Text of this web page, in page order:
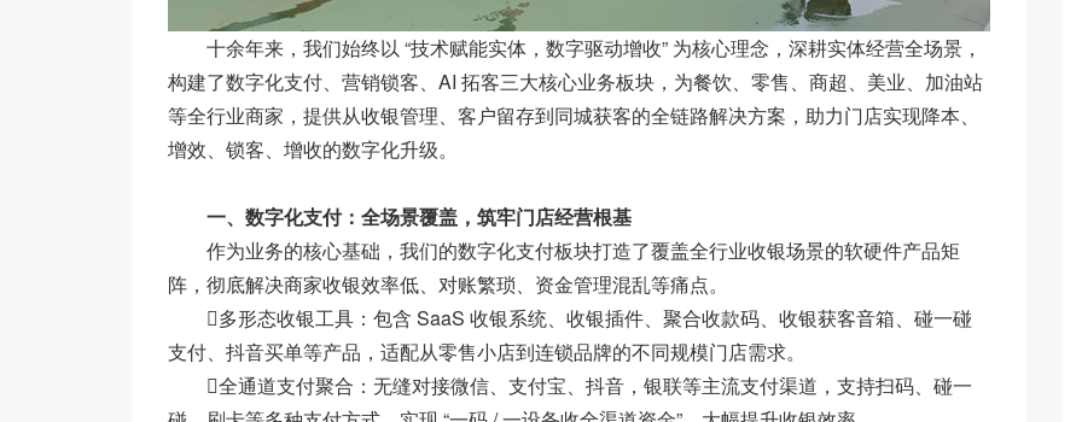
十余年来，我们始终以 “技术赋能实体，数字驱动增收” 为核心理念，深耕实体经营全场景，
构建了数字化支付、营销锁客、AI 拓客三大核心业务板块，为餐饮、零售、商超、美业、加油站
等全行业商家，提供从收银管理、客户留存到同城获客的全链路解决方案，助力门店实现降本、
增效、锁客、增收的数字化升级。
一、数字化支付：全场景覆盖，筑牢门店经营根基
作为业务的核心基础，我们的数字化支付板块打造了覆盖全行业收银场景的软硬件产品矩
阵，彻底解决商家收银效率低、对账繁琐、资金管理混乱等痛点。
多形态收银工具：包含 SaaS 收银系统、收银插件、聚合收款码、收银获客音箱、碰一碰
支付、抖音买单等产品，适配从零售小店到连锁品牌的不同规模门店需求。
全通道支付聚合：无缝对接微信、支付宝、抖音，银联等主流支付渠道，支持扫码、碰一